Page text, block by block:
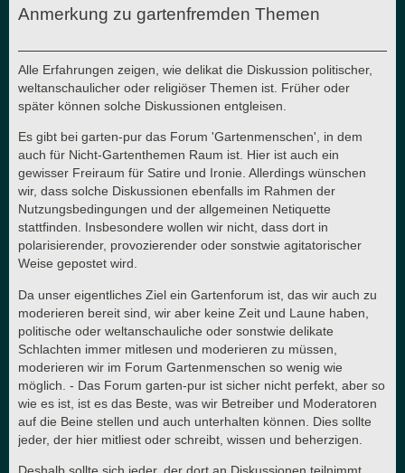
Anmerkung zu gartenfremden Themen
Alle Erfahrungen zeigen, wie delikat die Diskussion politischer,
weltanschaulicher oder religiöser Themen ist. Früher oder
später können solche Diskussionen entgleisen.
Es gibt bei garten-pur das Forum 'Gartenmenschen', in dem
auch für Nicht-Gartenthemen Raum ist. Hier ist auch ein
gewisser Freiraum für Satire und Ironie. Allerdings wünschen
wir, dass solche Diskussionen ebenfalls im Rahmen der
Nutzungsbedingungen und der allgemeinen Netiquette
stattfinden. Insbesondere wollen wir nicht, dass dort in
polarisierender, provozierender oder sonstwie agitatorischer
Weise gepostet wird.
Da unser eigentliches Ziel ein Gartenforum ist, das wir auch zu
moderieren bereit sind, wir aber keine Zeit und Laune haben,
politische oder weltanschauliche oder sonstwie delikate
Schlachten immer mitlesen und moderieren zu müssen,
moderieren wir im Forum Gartenmenschen so wenig wie
möglich. - Das Forum garten-pur ist sicher nicht perfekt, aber so
wie es ist, ist es das Beste, was wir Betreiber und Moderatoren
auf die Beine stellen und auch unterhalten können. Dies sollte
jeder, der hier mitliest oder schreibt, wissen und beherzigen.